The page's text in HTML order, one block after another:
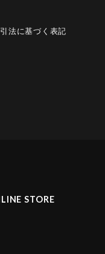
法に基づく表記
STORE